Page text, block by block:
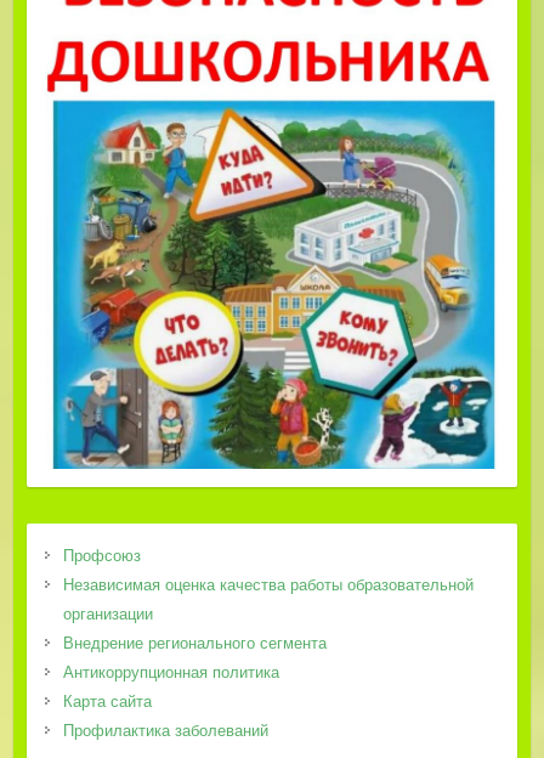
Профсоюз
Независимая оценка качества работы образовательной
организации
Внедрение регионального сегмента
Антикоррупционная политика
Карта сайта
Профилактика заболеваний